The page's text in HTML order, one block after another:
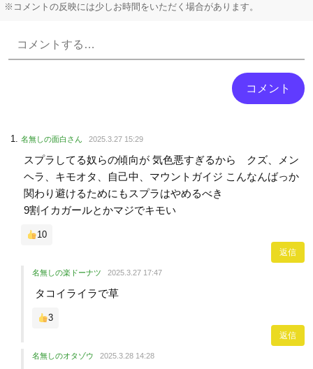
※コメントの反映には少しお時間をいただく場合があります。
名無しの面白さん 2025.3.27 15:29
スプラしてる奴らの傾向が 気色悪すぎるから クズ、メン
ヘラ、キモオタ、自己中、マウントガイジ こんなんばっか
関わり避けるためにもスプラはやめるべき
9割イカガールとかマジでキモい
10
返信
名無しの楽ドーナツ 2025.3.27 17:47
タコイライラで草
3
返信
名無しのオタゾウ 2025.3.28 14:28